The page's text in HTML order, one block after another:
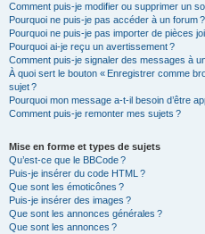
Comment puis-je modifier ou supprimer un
Pourquoi ne puis-je pas accéder à un forum ?
Pourquoi ne puis-je pas importer de pièces
Pourquoi ai-je reçu un avertissement ?
Comment puis-je signaler des messages à
À quoi sert le bouton « Enregistrer comme
sujet ?
Pourquoi mon message a-t-il besoin d’être
Comment puis-je remonter mes sujets ?
Mise en forme et types de sujets
Qu’est-ce que le BBCode ?
Puis-je insérer du code HTML ?
Que sont les émoticônes ?
Puis-je insérer des images ?
Que sont les annonces générales ?
Que sont les annonces ?